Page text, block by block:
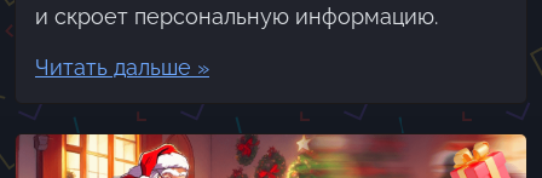
и скроет персональную информацию.
Читать дальше »